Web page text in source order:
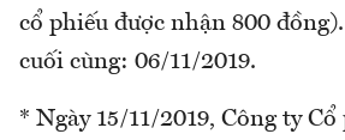
cổ phiếu được nhận 800
cuối cùng: 06/11/2019.
* Ngày 15/11/2019, Công ty